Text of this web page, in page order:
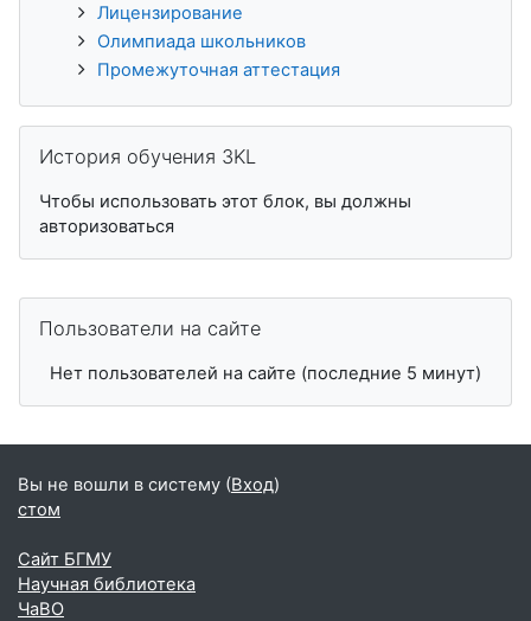
Лицензирование
Олимпиада школьников
Промежуточная аттестация
История обучения 3KL
Чтобы использовать этот блок, вы должны
авторизоваться
Пользователи на сайте
Нет пользователей на сайте (последние 5 минут)
Вы не вошли в систему (Вход)
стом
Сайт БГМУ
Научная библиотека
ЧаВО